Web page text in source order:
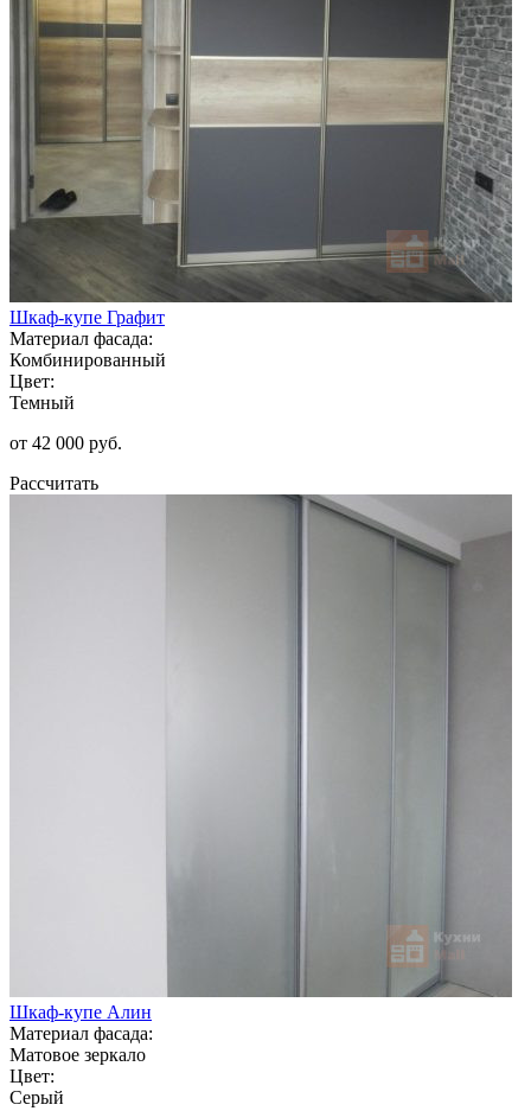
Шкаф-купе Графит
Материал фасада:
Комбинированный
Цвет:
Темный
от 42 000 руб.
Рассчитать
Шкаф-купе Алин
Материал фасада:
Матовое зеркало
Цвет:
Серый